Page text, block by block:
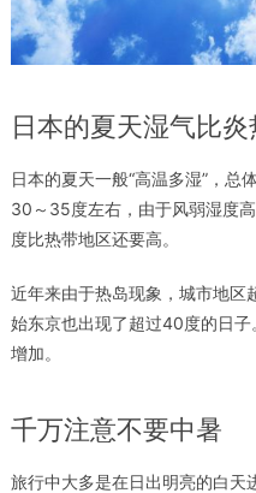
日本的夏天湿气比炎
日本的夏天一般“高温多湿”，总
30～35度左右，由于风弱湿度
度比热带地区还要高。
近年来由于热岛现象，城市地
始东京也出现了超过40度的日
增加。
千万注意不要中暑
旅行中大多是在日出明亮的白天